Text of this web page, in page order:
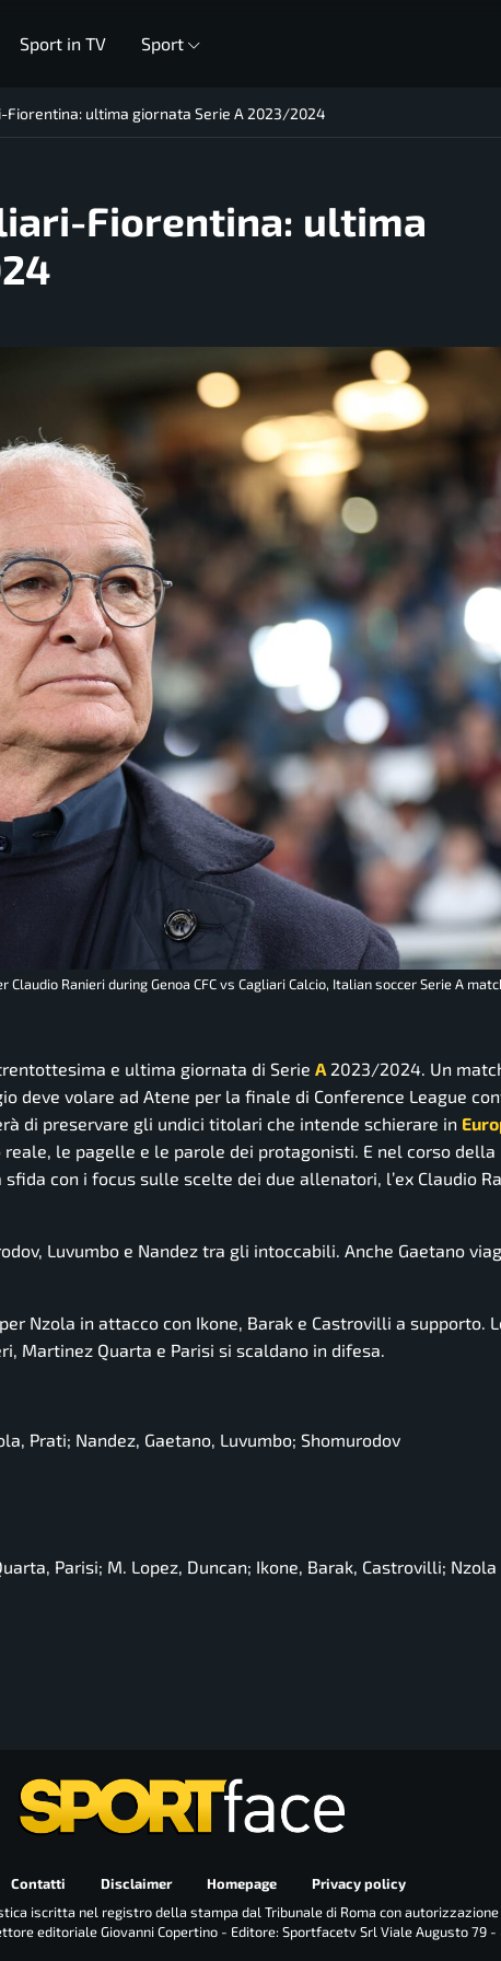
Sport in TV Sport
Fiorentina: ultima giornata Serie A 2023/2024
Fiorentina: ultima
Ranieri during Genoa CFC vs Cagliari Calcio, Italian soccer Serie A
e ultima giornata di Serie A 2023/2024. Un
deve volare ad Atene per la finale di Conference League
di preservare gli undici titolari che intende schierare in
le pagelle e le parole dei protagonisti. E nel corso della
con i focus sulle scelte dei due allenatori, l’ex Claudio
Luvumbo e Nandez tra gli intoccabili. Anche Gaetano
Nzola in attacco con Ikone, Barak e Castrovilli a supporto.
Martinez Quarta e Parisi si scaldano in difesa.
Prati; Nandez, Gaetano, Luvumbo; Shomurodov
Parisi; M. Lopez, Duncan; Ikone, Barak, Castrovilli; Nzola
Contatti Disclaimer Homepage
Privacy policy
iscritta nel registro della stampa dal Tribunale di Roma con autorizzazione
editoriale Giovanni Copertino - Editore: Sportfacetv Srl Viale Augusto 79 -